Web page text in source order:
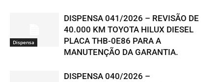
Dispensa
DISPENSA 041/2026 – REVISÃO DE
40.000 KM TOYOTA HILUX DIESEL
PLACA THB-0E86 PARA A
MANUTENÇÃO DA GARANTIA.
DISPENSA 040/2026 –